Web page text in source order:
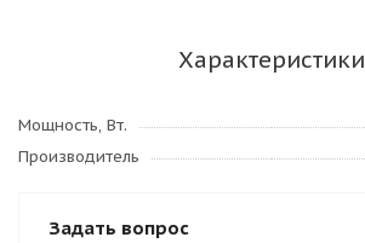
Характеристики
Мощность, Вт.
Производитель
Задать вопрос